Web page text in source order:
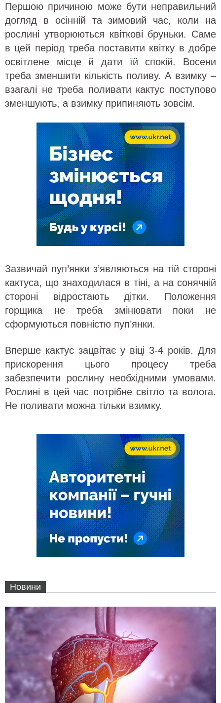
Першою причиною може бути неправильний
догляд в осінній та зимовий час, коли на
рослині утворюються квіткові бруньки. Саме
в цей період треба поставити квітку в добре
освітлене місце й дати їй спокій. Восени
треба зменшити кількість поливу. А взимку –
взагалі не треба поливати кактус поступово
зменшують, а взимку припиняють зовсім.
Зазвичай пуп’янки з’являються на тій стороні
кактуса, що знаходилася в тіні, а на сонячній
стороні відростають дітки. Положення
горщика не треба змінювати поки не
сформуються повністю пуп’янки.
Вперше кактус зацвітає у віці 3-4 років. Для
прискорення цього процесу треба
забезпечити рослину необхідними умовами.
Рослині в цей час потрібне світло та волога.
Не поливати можна тільки взимку.
Новини